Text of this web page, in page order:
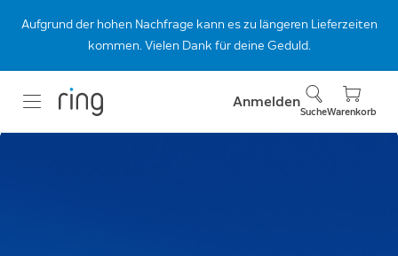
Aufgrund der hohen Nachfrage kann es zu längeren Lieferzeiten
kommen. Vielen Dank für deine Geduld.
Anmelden
SucheWarenkorb